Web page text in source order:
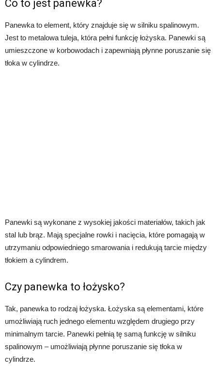
Co to jest panewka?
Panewka to element, który znajduje się w silniku spalinowym.
Jest to metalowa tuleja, która pełni funkcję łożyska. Panewki są
umieszczone w korbowodach i zapewniają płynne poruszanie się
tłoka w cylindrze.
Panewki są wykonane z wysokiej jakości materiałów, takich jak
stal lub brąz. Mają specjalne rowki i nacięcia, które pomagają w
utrzymaniu odpowiedniego smarowania i redukują tarcie między
tłokiem a cylindrem.
Czy panewka to łożysko?
Tak, panewka to rodzaj łożyska. Łożyska są elementami, które
umożliwiają ruch jednego elementu względem drugiego przy
minimalnym tarcie. Panewki pełnią tę samą funkcję w silniku
spalinowym – umożliwiają płynne poruszanie się tłoka w
cylindrze.